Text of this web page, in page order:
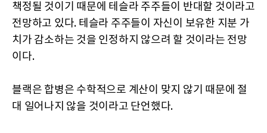
책정될 것이기 때문에 테슬라 주주들이 반대할 것이라고
전망하고 있다. 테슬라 주주들이 자신이 보유한 지분 가
치가 감소하는 것을 인정하지 않으려 할 것이라는 전망
이다.
블랙은 합병은 수학적으로 계산이 맞지 않기 때문에 절
대 일어나지 않을 것이라고 단언했다.